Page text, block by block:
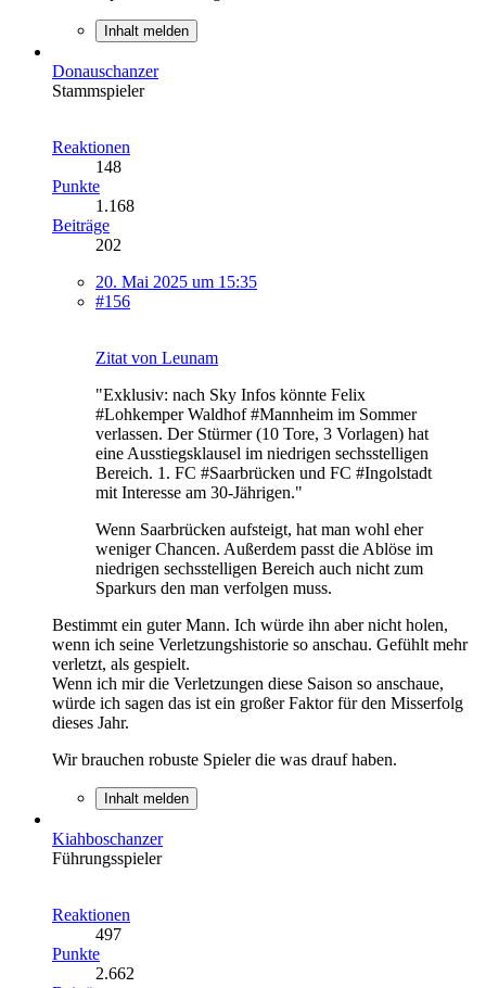
Inhalt melden
Donauschanzer
Stammspieler
Reaktionen
148
Punkte
1.168
Beiträge
202
20. Mai 2025 um 15:35
#156
Zitat von Leunam
"Exklusiv: nach Sky Infos könnte Felix
#Lohkemper Waldhof #Mannheim im Sommer
verlassen. Der Stürmer (10 Tore, 3 Vorlagen) hat
eine Ausstiegsklausel im niedrigen sechsstelligen
Bereich. 1. FC #Saarbrücken und FC #Ingolstadt
mit Interesse am 30-Jährigen."
Wenn Saarbrücken aufsteigt, hat man wohl eher
weniger Chancen. Außerdem passt die Ablöse im
niedrigen sechsstelligen Bereich auch nicht zum
Sparkurs den man verfolgen muss.
Bestimmt ein guter Mann. Ich würde ihn aber nicht holen,
wenn ich seine Verletzungshistorie so anschau. Gefühlt mehr
verletzt, als gespielt.
Wenn ich mir die Verletzungen diese Saison so anschaue,
würde ich sagen das ist ein großer Faktor für den Misserfolg
dieses Jahr.
Wir brauchen robuste Spieler die was drauf haben.
Inhalt melden
Kiahboschanzer
Führungsspieler
Reaktionen
497
Punkte
2.662